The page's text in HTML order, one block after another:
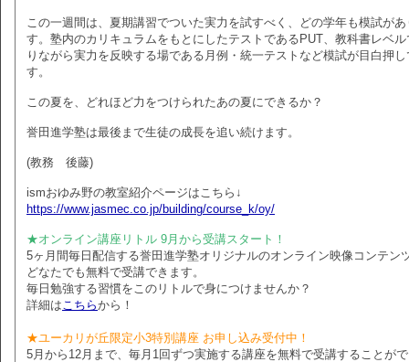
この一週間は、夏期講習でついた実力を試すべく、どの学年も模試があ
す。塾内のカリキュラムをもとにしたテストであるPUT、教科書レベル
りながら実力を反映する場である月例・統一テストなど模試が目白押し
す。
この夏を、どれほど力をつけられたあの夏にできるか？
誉田進学塾は最後まで生徒の成長を追い続けます。
(教務 後藤)
ismおゆみ野の教室紹介ページはこちら↓
https://www.jasmec.co.jp/building/course_k/oy/
★オンライン講座リトル 9月から受講スタート！
5ヶ月間毎日配信する誉田進学塾オリジナルのオンライン映像コンテン
どなたでも無料で受講できます。
毎日勉強する習慣をこのリトルで身につけませんか？
詳細はこちらから！
★ユーカリが丘限定小3特別講座 お申し込み受付中！
5月から12月まで、毎月1回ずつ実施する講座を無料で受講することが